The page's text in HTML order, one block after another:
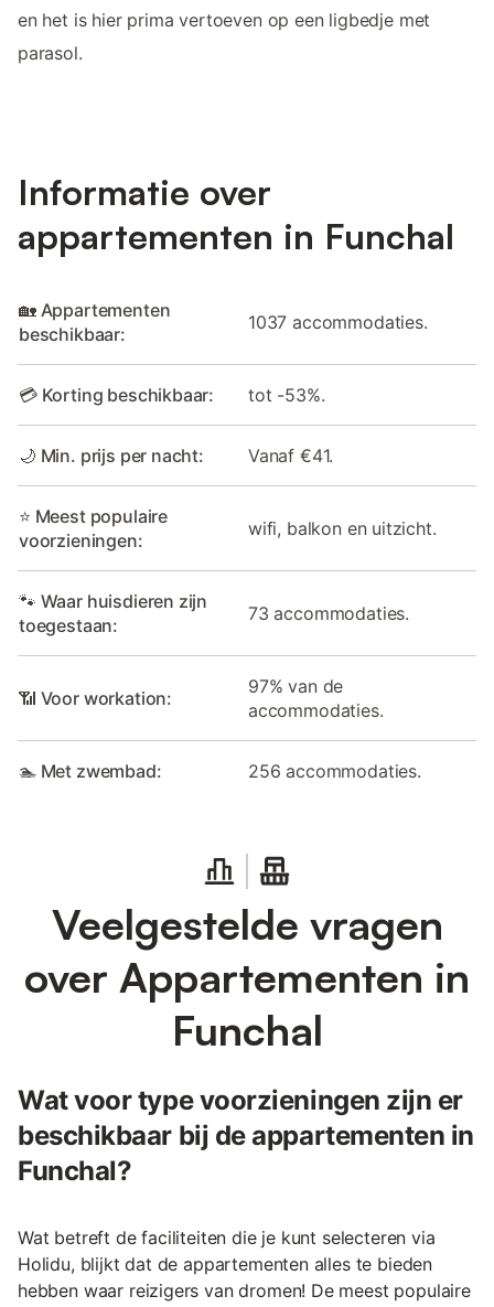
en het is hier prima vertoeven op een ligbedje met
parasol.
Informatie over
appartementen in Funchal
🏡 Appartementen
beschikbaar:
1037 accommodaties.
💳 Korting beschikbaar: tot -53%.
🌙 Min. prijs per nacht: Vanaf €41.
⭐ Meest populaire
voorzieningen:
wifi, balkon en uitzicht.
🐾 Waar huisdieren zijn
toegestaan:
73 accommodaties.
📶 Voor workation:
97% van de
accommodaties.
🏊 Met zwembad: 256 accommodaties.
Veelgestelde vragen
over Appartementen in
Funchal
Wat voor type voorzieningen zijn er
beschikbaar bij de appartementen in
Funchal?
Wat betreft de faciliteiten die je kunt selecteren via
Holidu, blijkt dat de appartementen alles te bieden
hebben waar reizigers van dromen! De meest populaire